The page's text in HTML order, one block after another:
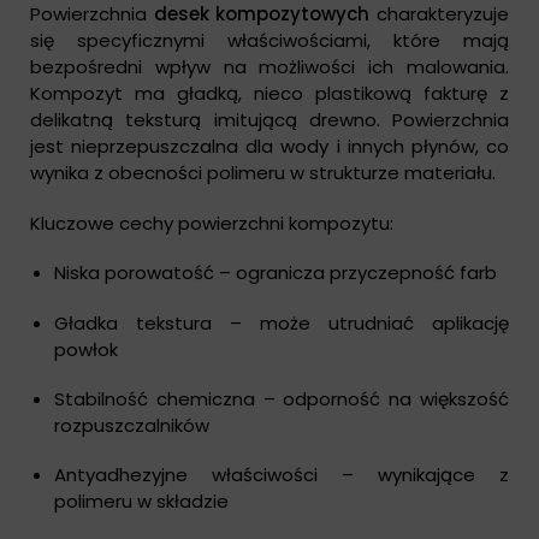
Powierzchnia desek kompozytowych charakteryzuje
się specyficznymi właściwościami, które mają
bezpośredni wpływ na możliwości ich malowania.
Kompozyt ma gładką, nieco plastikową fakturę z
delikatną teksturą imitującą drewno. Powierzchnia
jest nieprzepuszczalna dla wody i innych płynów, co
wynika z obecności polimeru w strukturze materiału.
Kluczowe cechy powierzchni kompozytu:
Niska porowatość – ogranicza przyczepność farb
Gładka tekstura – może utrudniać aplikację
powłok
Stabilność chemiczna – odporność na większość
rozpuszczalników
Antyadhezyjne właściwości – wynikające z
polimeru w składzie